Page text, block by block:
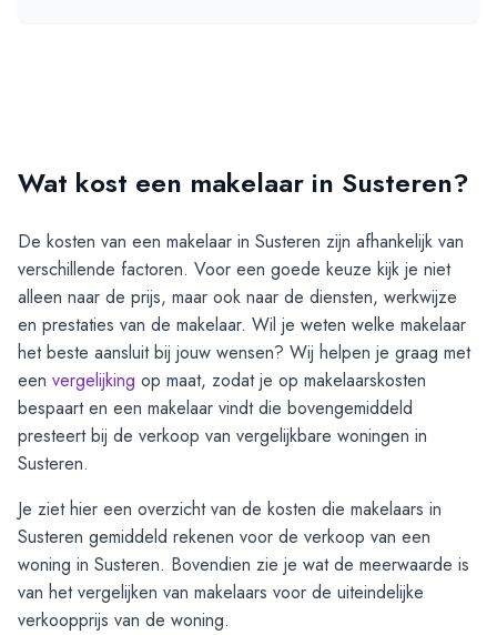
Wat kost een makelaar in Susteren?
De kosten van een makelaar in Susteren zijn afhankelijk van
verschillende factoren. Voor een goede keuze kijk je niet
alleen naar de prijs, maar ook naar de diensten, werkwijze
en prestaties van de makelaar. Wil je weten welke makelaar
het beste aansluit bij jouw wensen? Wij helpen je graag met
een vergelijking op maat, zodat je op makelaarskosten
bespaart en een makelaar vindt die bovengemiddeld
presteert bij de verkoop van vergelijkbare woningen in
Susteren.
Je ziet hier een overzicht van de kosten die makelaars in
Susteren gemiddeld rekenen voor de verkoop van een
woning in Susteren. Bovendien zie je wat de meerwaarde is
van het vergelijken van makelaars voor de uiteindelijke
verkoopprijs van de woning.